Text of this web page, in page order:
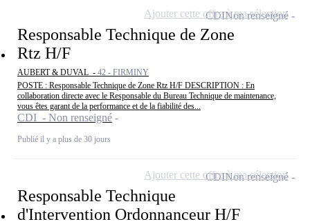
Responsable Technique de Zone
Rtz H/F
AUBERT & DUVAL - 42 - FIRMINY
POSTE : Responsable Technique de Zone Rtz H/F DESCRIPTION : En
collaboration directe avec le Responsable du Bureau Technique de maintenance,
vous êtes garant de la performance et de la fiabilité des...
CDI - Non renseigné
Publié il y a plus de 30 jours
CDINon renseigné
Ajouter cette offre à ma sélection
Responsable Technique
d'Intervention Ordonnanceur H/F
CDINon renseigné
Ajouter cette offre à ma sélection